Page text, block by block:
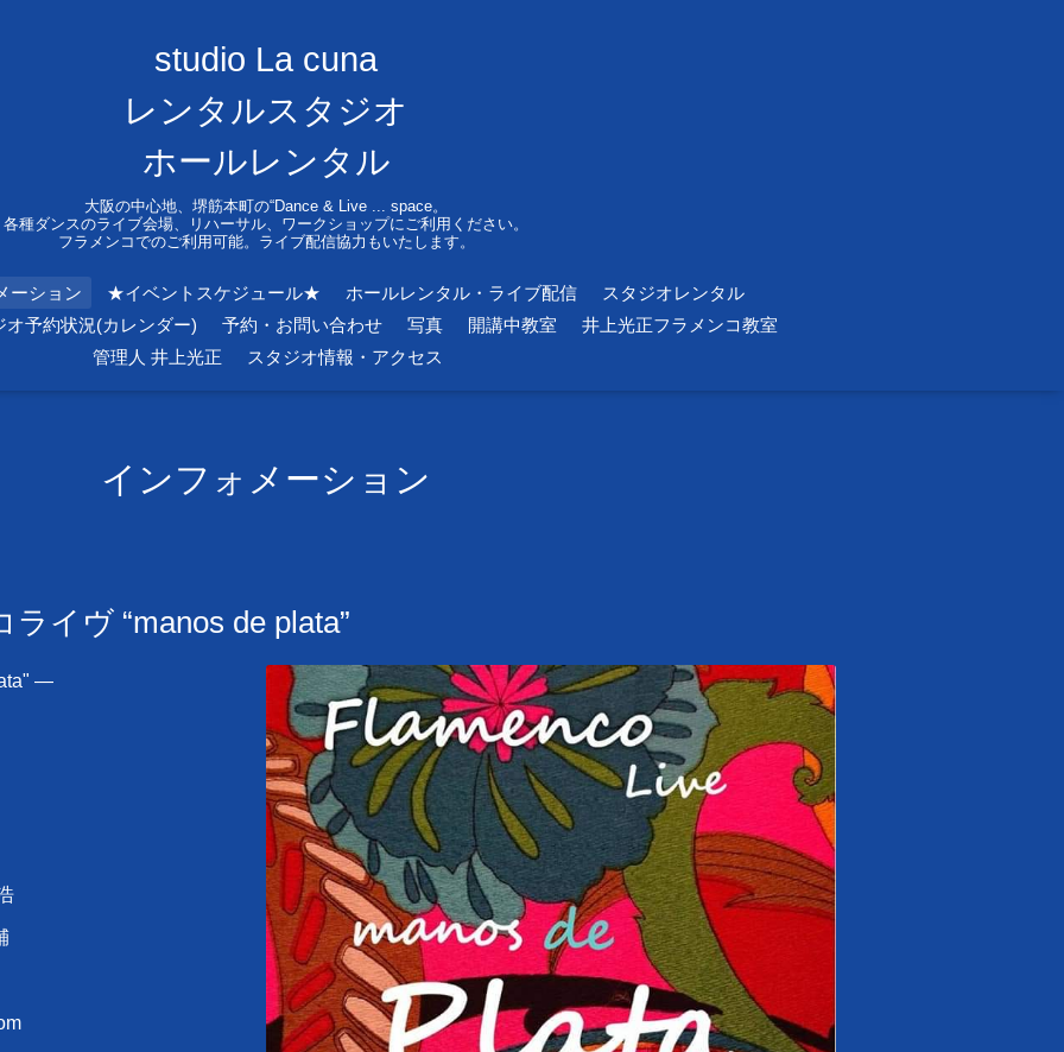
studio La cuna
レンタルスタジオ
ホールレンタル
大阪の中心地、堺筋本町の“Dance & Live ... space。
各種ダンスのライブ会場、リハーサル、ワークショップにご利用ください。
フラメンコでのご利用可能。ライブ配信協力もいたします。
ーション ★イベントスケジュール★ ホールレンタル・ライブ配信
スタジオレンタル
オ予約状況(カレンダー) 予約・お問い合わせ 写真 開講中教室
井上光正フラメンコ教室
管理人 井上光正
スタジオ情報・アクセス
インフォメーション
イヴ “manos de plata”
―